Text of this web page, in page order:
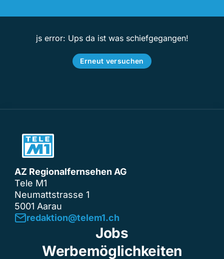
js error: Ups da ist was schiefgegangen!
Erneut versuchen
AZ Regionalfernsehen AG
Tele M1
Neumattstrasse 1
5001 Aarau
redaktion@telem1.ch
Jobs
Werbemöglichkeiten